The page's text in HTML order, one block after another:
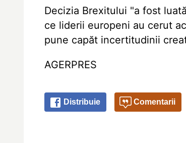
Decizia Brexitului "a fost
ce liderii europeni au cerut
pune capăt incertitudinii
AGERPRES
Distribuie Comentarii